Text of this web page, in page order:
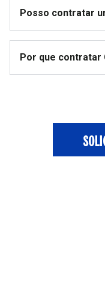
Posso contratar
Por que contratar